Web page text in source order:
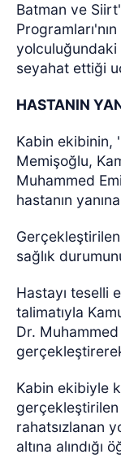
Batman ve
yolculuğundaki
seyahat ettiği
HASTANIN
Kabin ekibinin,
Memişoğlu,
Muhammed
hastanın
sağlık
Hastayı teselli
talimatıyla
Dr.
Kabin ekibiyle
gerçekleştirilen
rahatsızlanan
altına alındığı